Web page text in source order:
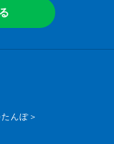
んぽ＞